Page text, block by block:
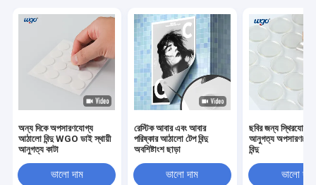
অন্য দিকে অপসারণযোগ্য
আঠালো বিন্দু WGO ডাই স্থায়ী
আনুগত্য কাটা
ভালো দাম
রেস্টিক আবার এবং আবার
পরিষ্কার আঠালো টেপ বিন্দু
অবশিষ্টাংশ ছাড়া
ভালো দাম
ছবির জন্য স্থিরযোগ্য
আনুগত্য অপসারণযোগ্য
বিন্দু
ভালো দাম